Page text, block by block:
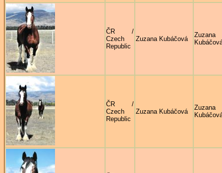
ČR /
Czech
Republic
Zuzana Kubáčová
Zuzana
ČR /
Czech
Republic
Zuzana Kubáčová
Zuzana